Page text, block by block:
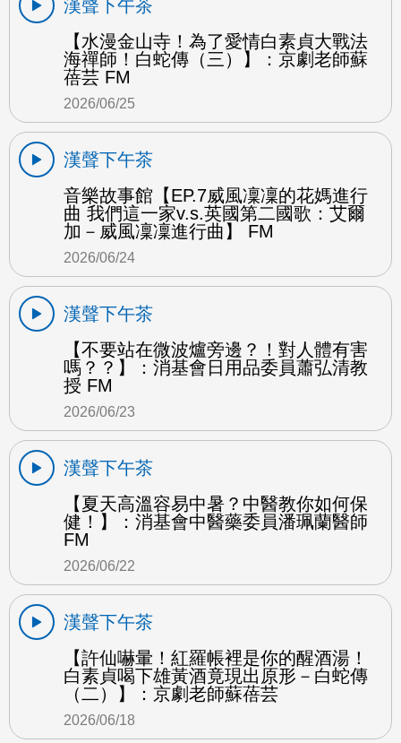
漢聲下午茶
【水漫金山寺！為了愛情白素貞大戰法
海禪師！白蛇傳（三）】：京劇老師蘇
蓓芸 FM
2026/06/25
漢聲下午茶
音樂故事館【EP.7威風凜凜的花媽進行
曲 我們這一家v.s.英國第二國歌：艾爾
加－威風凜凜進行曲】 FM
2026/06/24
漢聲下午茶
【不要站在微波爐旁邊？！對人體有害
嗎？？】：消基會日用品委員蕭弘清教
授 FM
2026/06/23
漢聲下午茶
【夏天高溫容易中暑？中醫教你如何保
健！】：消基會中醫藥委員潘珮蘭醫師
FM
2026/06/22
漢聲下午茶
【許仙嚇暈！紅羅帳裡是你的醒酒湯！
白素貞喝下雄黃酒竟現出原形－白蛇傳
（二）】：京劇老師蘇蓓芸
2026/06/18